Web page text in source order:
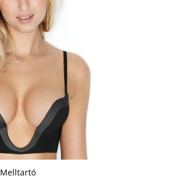
Melltartó